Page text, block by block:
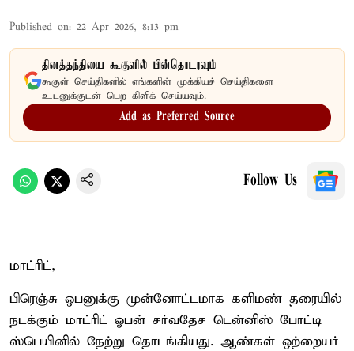
Published on: 22 Apr 2026, 8:13 pm
தினத்தந்தியை கூகுளில் பின்தொடரவும்
கூகுள் செய்திகளில் எங்களின் முக்கியச் செய்திகளை
உடனுக்குடன் பெற கிளிக் செய்யவும்.
Add as Preferred Source
Follow Us
மாட்ரிட்,
பிரெஞ்சு ஓபனுக்கு முன்னோட்டமாக களிமண் தரையில்
நடக்கும் மாட்ரிட் ஓபன் சர்வதேச டென்னிஸ் போட்டி
ஸ்பெயினில் நேற்று தொடங்கியது. ஆண்கள் ஒற்றையர்